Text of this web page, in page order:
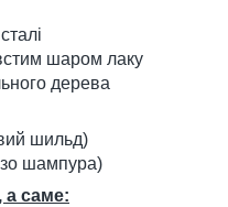
шаром лаку
дерева
шильд)
шампура)
а саме: